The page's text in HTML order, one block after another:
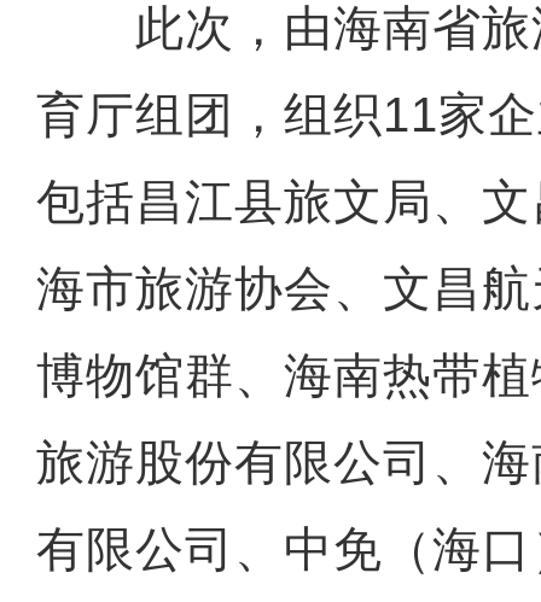
此次，由海南省旅
育厅组团，组织11家
包括昌江县旅文局、
海市旅游协会、文昌
博物馆群、海南热带
旅游股份有限公司、
有限公司、中免（海